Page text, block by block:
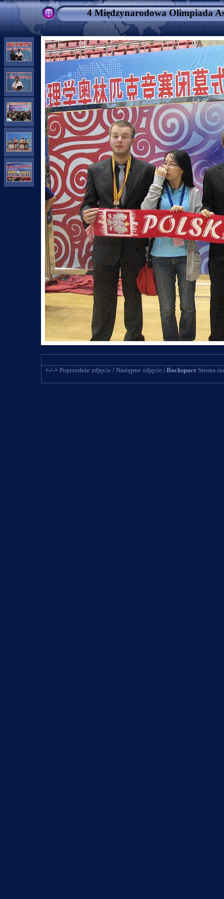
4 Międzynarodowa Olimpiada
<-/->Poprzednie zdjęcie / Następne zdjęcie | BackspaceStrona